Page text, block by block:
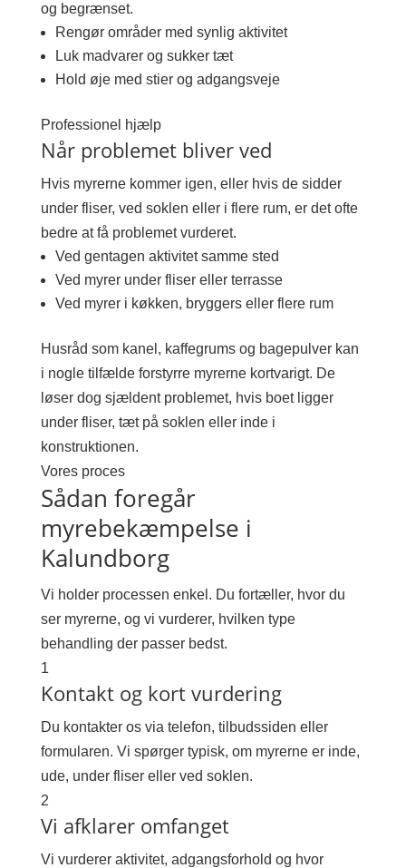
og begrænset.
Rengør områder med synlig aktivitet
Luk madvarer og sukker tæt
Hold øje med stier og adgangsveje
Professionel hjælp
Når problemet bliver ved
Hvis myrerne kommer igen, eller hvis de sidder
under fliser, ved soklen eller i flere rum, er det ofte
bedre at få problemet vurderet.
Ved gentagen aktivitet samme sted
Ved myrer under fliser eller terrasse
Ved myrer i køkken, bryggers eller flere rum
Husråd som kanel, kaffegrums og bagepulver kan
i nogle tilfælde forstyrre myrerne kortvarigt. De
løser dog sjældent problemet, hvis boet ligger
under fliser, tæt på soklen eller inde i
konstruktionen.
Vores proces
Sådan foregår
myrebekæmpelse i
Kalundborg
Vi holder processen enkel. Du fortæller, hvor du
ser myrerne, og vi vurderer, hvilken type
behandling der passer bedst.
1
Kontakt og kort vurdering
Du kontakter os via telefon, tilbudssiden eller
formularen. Vi spørger typisk, om myrerne er inde,
ude, under fliser eller ved soklen.
2
Vi afklarer omfanget
Vi vurderer aktivitet, adgangsforhold og hvor